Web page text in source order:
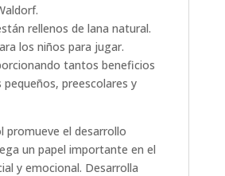
rellenos de lana natural.
los niños para jugar.
tantos beneficios
pequeños, preescolares y
promueve el desarrollo
un papel importante en el
y emocional. Desarrolla